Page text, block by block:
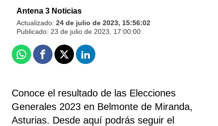
Antena 3 Noticias
Actualizado: 24 de julio de 2023, 15:56:02
Publicado: 23 de julio de 2023, 17:00:00
WhatsappFacebook
X Linkedin
Conoce el resultado de las Elecciones
Generales 2023 en Belmonte de Miranda,
Asturias. Desde aquí podrás seguir el